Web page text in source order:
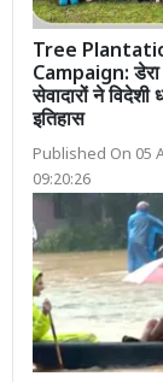
Tree
Campaign: डेरा
सेवादारों ने विदेशी
इतिहास
Published On 05
09:20:26